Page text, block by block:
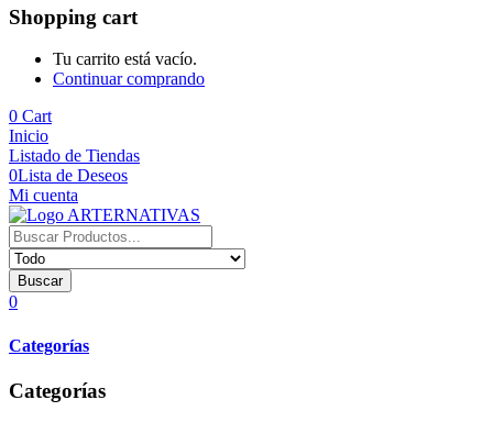
Shopping cart
Tu carrito está vacío.
Continuar comprando
0 Cart
Inicio
Listado de Tiendas
0Lista de Deseos
Mi cuenta
Buscar
0
Categorías
Categorías